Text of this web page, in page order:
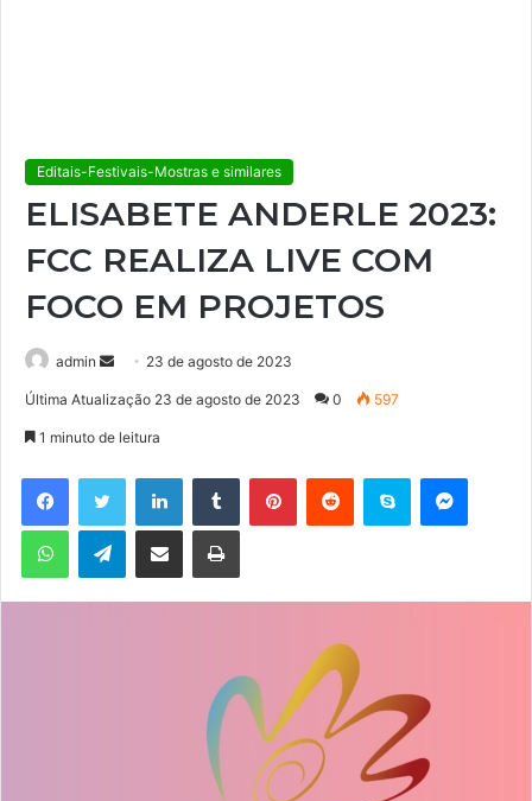
Editais-Festivais-Mostras e similares
ELISABETE ANDERLE 2023:
FCC REALIZA LIVE COM
FOCO EM PROJETOS
admin
d
e
m
23 de agosto de 2023
Última Atualização 23 de agosto de 2023 0 597
1 minuto de leitura
Telegram